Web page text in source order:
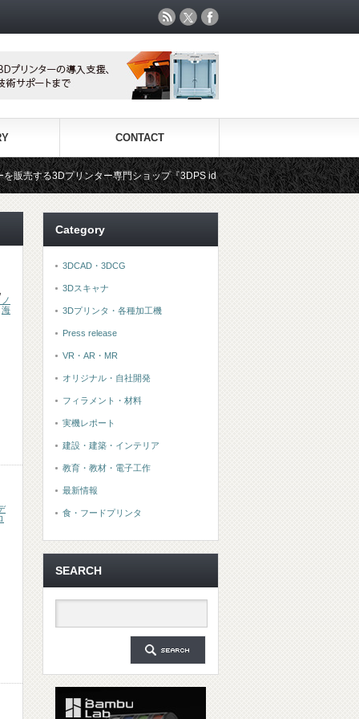
CONTACT
リンター専門ショップ『3DPS id.arts』 3Dプリンタ用材料専門シ
海
Category
3DCAD・3DCG
3Dスキャナ
3Dプリンタ・各種加工機
Press release
VR・AR・MR
オリジナル・自社開発
フィラメント・材料
実機レポート
建設・建築・インテリア
教育・教材・電子工作
最新情報
食・フードプリンタ
SEARCH